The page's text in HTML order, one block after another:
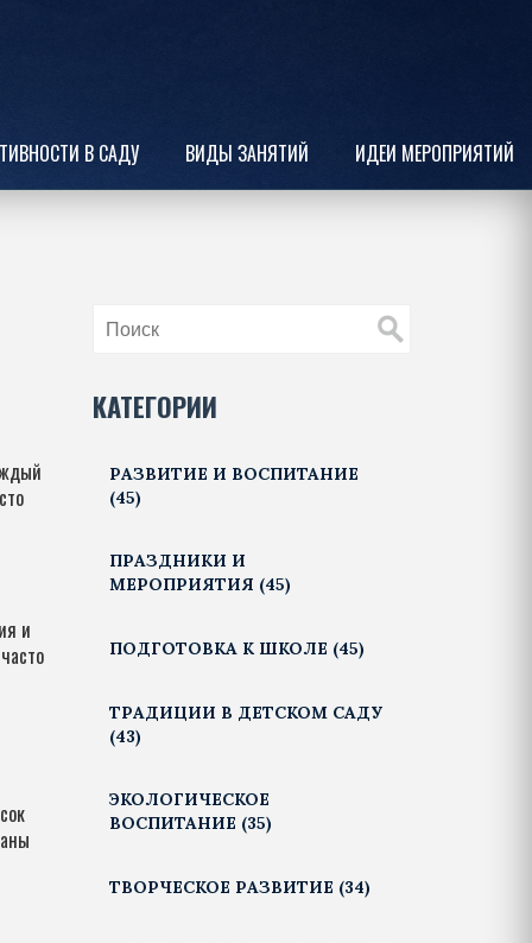
В САДУ ВИДЫ ЗАНЯТИЙ ИДЕИ МЕРОПРИЯТИЙ
и
КАТЕГОРИИ
РАЗВИТИЕ И ВОСПИТАНИЕ
(45)
ПРАЗДНИКИ И
МЕРОПРИЯТИЯ (45)
ПОДГОТОВКА К ШКОЛЕ (45)
ТРАДИЦИИ В ДЕТСКОМ САДУ
(43)
ЭКОЛОГИЧЕСКОЕ
ВОСПИТАНИЕ (35)
ТВОРЧЕСКОЕ РАЗВИТИЕ (34)